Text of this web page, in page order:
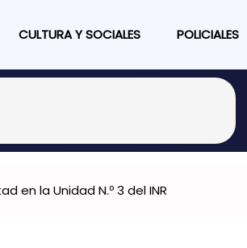
CULTURA Y SOCIALES POLICIALES
la Unidad N.º 3 del INR